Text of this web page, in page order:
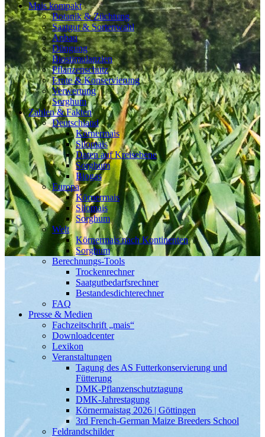
Mais kompakt
Botanik & Züchtung
Saatgut & Sortenwahl
Anbau
Düngung
Biostimulanzien
Pflanzenschutz
Ernte & Konservierung
Verwertung
Sorghum
Zahlen & Fakten
Deutschland
Körnermais
Silomais
Daten auf Kreisebene
Sorghum
Biogas
Europa
Körnermais
Silomais
Sorghum
Welt
Körnermais nach Kontinenten
Sorghum
Berechnungs-Tools
Trockenrechner
Saatgutbedarfsrechner
Bestandesdichterechner
FAQ
Presse & Medien
Fachzeitschrift „mais“
Downloadcenter
Lexikon
Veranstaltungen
Tagung des AS Futterkonservierung und
Fütterung
DMK-Pflanzenschutztagung
DMK-Jahrestagung
Körnermaistag 2026 | Göttingen
3rd French-German Maize Breeders School
Feldrandschilder